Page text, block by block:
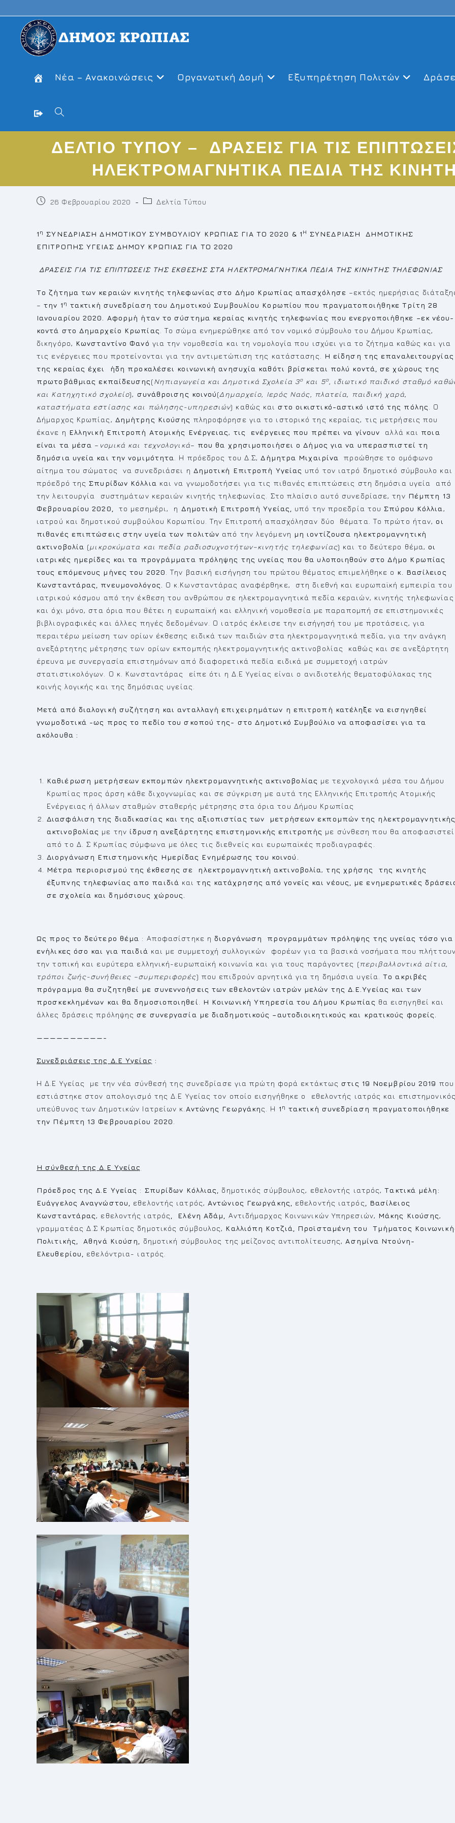
to
content
Νέα – Ανακοινώσεις Οργανωτική Δομή Εξυπηρέτηση Πολιτών
Toggle
website
ΔΕΛΤΙΟ ΤΥΠΟΥ – ΔΡΑΣΕΙΣ ΓΙΑ ΤΙΣ
ΗΛΕΚΤΡΟΜΑΓΝΗΤΙΚΑ ΠΕΔΙΑ ΤΗΣ
Post26 Φεβρουαρίου 2020
PostΔελτία Τύπου
1 η ΣΥΝΕΔΡΙΑΣΗ ΔΗΜΟΤΙΚΟΥ ΣΥΜΒΟΥΛΙΟΥ ΚΡΩΠΙΑΣ ΓΙΑ ΤΟ 2020 & 1 Η ΣΥΝΕΔΡΙΑΣΗ ΔΗΜΟΤΙΚΗΣ
ΕΠΙΤΡΟΠΗΣ ΥΓΕΙΑΣ ΔΗΜΟΥ ΚΡΩΠΙΑΣ ΓΙΑ ΤΟ 2020
ΔΡΑΣΕΙΣ ΓΙΑ ΤΙΣ ΕΠΙΠΤΩΣΕΙΣ ΤΗΣ ΕΚΘΕΣΗΣ ΣΤΑ ΗΛΕΚΤΡΟΜΑΓΝΗΤΙΚΑ ΠΕΔΙΑ ΤΗΣ ΚΙΝΗΤΗΣ ΤΗΛΕΦΩΝΙΑΣ
Το ζήτημα των κεραιών κινητής τηλεφωνίας στο Δήμο Κρωπίας απασχόλησε –εκτός ημερήσιας
–την 1 η τακτική συνεδρίαση του Δημοτικού Συμβουλίου Κορωπίου που πραγματοποιήθηκε Τρίτη 28
Ιανουαρίου 2020. Αφορμή ήταν το σύστημα κεραίας κινητής τηλεφωνίας που ενεργοποιήθηκε –εκ νέου-
κοντά στο Δημαρχείο Κρωπίας
. Το σώμα ενημερώθηκε από τον νομικό σύμβουλο του Δήμου Κρωπίας,
δικηγόρο, Κωνσταντίνο Φανό για την νομοθεσία και τη νομολογία που ισχύει για το ζήτημα καθώς και για
τις ενέργειες που προτείνονται για την αντιμετώπιση της κατάστασης. Η είδηση της επαναλειτουργίας
της κεραίας έχει ήδη προκαλέσει κοινωνική ανησυχία καθότι βρίσκεται πολύ κοντά, σε χώρους της
πρωτοβάθμιας εκπαίδευσης(Νηπιαγωγεία και Δημοτικά Σχολεία 3ο και 5ο, ιδιωτικό παιδικό σταθμό
και Κατηχητικό σχολείο), συνάθροισης κοινού(Δημαρχείο, Ιερός Ναός, πλατεία, παιδική χαρά,
καταστήματα εστίασης και πώλησης-υπηρεσιών) καθώς καιστο οικιστικό-αστικό ιστό της πόλης
. Ο
Δήμαρχος Κρωπίας, Δημήτρης Κιούσης πληροφόρησε για το ιστορικό της κεραίας, τις μετρήσεις που
έκανε η Ελληνική Επιτροπή Ατομικής Ενέργειας, τις ενέργειες που πρέπει να γίνουν αλλά και ποια
είναι τα μέσα – νομικά και τεχνολογικά– που θα χρησιμοποιήσει ο Δήμος για να υπερασπιστεί τη
δημόσια υγεία και την νομιμότητα
. Η πρόεδρος του Δ.Σ, Δήμητρα Μιχαιρίνα
προώθησε το ομόφωνο
αίτημα του σώματος να συνεδριάσει η Δημοτική Επιτροπή Υγείας υπό τον ιατρό δημοτικό σύμβουλο και
πρόεδρό τηςΣπυρίδων Κόλλια και να γνωμοδοτήσει για τις πιθανές επιπτώσεις στη δημόσια υγεία από
την λειτουργία συστημάτων κεραιών κινητής τηλεφωνίας. Στο πλαίσιο αυτό συνεδρίασε, την Πέμπτη 13
Φεβρουαρίου 2020,
το μεσημέρι, η Δημοτική Επιτροπή Υγείας, υπό την προεδρία τουΣπύρου Κόλλια,
ιατρού και δημοτικού συμβούλου Κορωπίου. Την Επιτροπή απασχόλησαν δύο θέματα. Το πρώτο ήταν,οι
πιθανές επιπτώσεις στην υγεία των πολιτών από την λεγόμενη μη ιοντίζουσα ηλεκτρομαγνητική
ακτινοβολία (μικροκύματα και πεδία ραδιοσυχνοτήτων–κινητής τηλεφωνίας) και το δεύτερο θέμα,οι
ιατρικές ημερίδες και τα προγράμματα πρόληψης της υγείας που θα υλοποιηθούν στο Δήμο Κρωπίας
τους επόμενους μήνες του 2020
. Την βασική εισήγηση του πρώτου θέματος επιμελήθηκε ο κ. Βασίλειος
Κωνσταντάρας, πνευμονολόγος.
Ο κ.Κωνσταντάρας αναφέρθηκε, στη διεθνή και ευρωπαϊκή εμπειρία του
ιατρικού κόσμου από την έκθεση του ανθρώπου σε ηλεκτρομαγνητικά πεδία κεραιών, κινητής τηλεφωνίας
και όχι μόνο, στα όρια που θέτει η ευρωπαϊκή και ελληνική νομοθεσία με παραπομπή σε επιστημονικές
βιβλιογραφικές και άλλες πηγές δεδομένων. Ο ιατρός έκλεισε την εισήγησή του με προτάσεις, για
περαιτέρω μείωση των ορίων έκθεσης ειδικά των παιδιών στα ηλεκτρομαγνητικά πεδία, για την ανάγκη
ανεξάρτητης μέτρησης των ορίων εκπομπής ηλεκτρομαγνητικής ακτινοβολίας καθώς και σε ανεξάρτητη
έρευνα με συνεργασία επιστημόνων από διαφορετικά πεδία ειδικά με συμμετοχή ιατρών
στατιστικολόγων. Ο κ. Κωνσταντάρας είπε ότι η Δ.Ε Υγείας είναι ο ανιδιοτελής θεματοφύλακας της
κοινής λογικής και της δημόσιας υγείας.
Μετά από διαλογική συζήτηση και ανταλλαγή επιχειρημάτων η επιτροπή κατέληξε να εισηγηθεί
γνωμοδοτικά -ως προς το πεδίο του σκοπού της- στο Δημοτικό Συμβούλιο να αποφασίσει για τα
ακόλουθα :
Καθιέρωση μετρήσεων εκπομπών ηλεκτρομαγνητικής ακτινοβολίας με τεχνολογικά μέσα του Δήμου
Κρωπίας προς άρση κάθε διχογνωμίας και σε σύγκριση με αυτά της Ελληνικής Επιτροπής Ατομικής
Ενέργειας ή άλλων σταθμών σταθερής μέτρησης στα όρια του Δήμου Κρωπίας
Διασφάλιση της διαδικασίας και της αξιοπιστίας των μετρήσεων εκπομπών της
ακτινοβολίας με τηνίδρυση ανεξάρτητης επιστημονικής επιτροπής με σύνθεση που θα αποφασιστεί
από το Δ. Σ Κρωπίας σύμφωνα με όλες τις διεθνείς και ευρωπαϊκές προδιαγραφές.
Διοργάνωση Επιστημονικής Ημερίδας Ενημέρωσης του κοινού.
Μέτρα περιορισμού της έκθεσης σε ηλεκτρομαγνητική ακτινοβολία,της χρήσης της κινητής
έξυπνης τηλεφωνίας απο παιδιά καιτης κατάχρησης από γονείς και νέους, με ενημερωτικές
σε σχολεία και δημόσιους χώρους.
Ως προς το δεύτερο θέμα : Αποφασίστηκε ηδιοργάνωση προγραμμάτων πρόληψης της υγείας τόσο για
ενήλικες όσο και για παιδιά και με συμμετοχή συλλογικών φορέων για τα βασικά νοσήματα που
την τοπική και ευρύτερα ελληνική-ευρωπαϊκή κοινωνία και για τους παράγοντες (περιβαλλοντικά αίτια,
τρόποι ζωής-συνήθειες –συμπεριφορές) που επιδρούν αρνητικά για τη δημόσια υγεία.Το ακριβές
πρόγραμμα θα συζητηθεί με συνεννοήσεις των εθελοντών ιατρών μελών της Δ.Ε.Υγείας και των
προσκεκλημένων και θα δημοσιοποιηθεί
Η Κοινωνική Υπηρεσία του Δήμου Κρωπίας θα εισηγηθεί και
άλλες δράσεις πρόληψηςσε συνεργασία με διαδημοτικούς –αυτοδιοικητικούς και κρατικούς φορείς.
——————————-
Συνεδριάσεις της Δ.Ε Υγείας :
Η Δ.Ε Υγείας με την νέα σύνθεσή της συνεδρίασε για πρώτη φορά εκτάκτωςστις 19 Νοεμβρίου 2019 που
εστιάστηκε στον απολογισμό της Δ.Ε Υγείας τον οποίο εισηγήθηκε ο εθελοντής ιατρός και
υπεύθυνος των Δημοτικών Ιατρείων κ. Αντώνης Γεωργάκης. Η 1 η τακτική συνεδρίαση πραγματοποιήθηκε
την Πέμπτη 13 Φεβρουαρίου 2020
Η σύνθεσή της Δ.Ε Υγείας
Πρόεδρος της Δ.Ε Υγείας : Σπυρίδων Κόλλιας, δημοτικός σύμβουλος, εθελοντής ιατρός,Τακτικά μέλη:
Ευάγγελος Αναγνώστου, εθελοντής ιατρός, Αντώνιος Γεωργάκης, εθελοντής ιατρός , Βασίλειος
Κωνσταντάρας, εθελοντής ιατρός , Ελένη Αδάμ, Αντιδήμαρχος Κοινωνικών Υπηρεσιών, Μάκης Κιούσης,
γραμματέας Δ.Σ Κρωπίας δημοτικός σύμβουλος, Καλλιόπη Κοτζιά, Προϊσταμένη του Τμήματος
Πολιτικής, Αθηνά Κιούση, δημοτική σύμβουλος της μείζονος αντιπολίτευσης, Ασημίνα Ντούνη-
Ελευθερίου, εθελόντρια- ιατρός.